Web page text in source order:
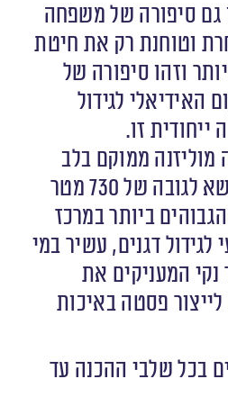
גם סיפורה של משפחה
בוחרת וטוחנת רק את חיטת
וזהו סיפורה של
לגידול
ייחודית זו.
ממוקם בלב
אזור Molise המתנשא לגובה של 730 מטר
ביותר במרכז
לגידול דגנים, עשיר במי
נקי המעניקים את
פסטה באיכות
בכל שלבי ההכנה עד